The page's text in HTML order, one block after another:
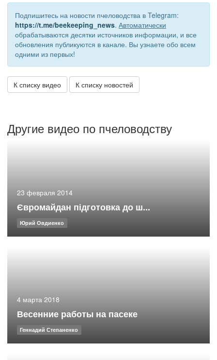
Подпишитесь на новости пчеловодства в Telegram:
https://t.me/beekeeping_news. Автоматически
обрабатываются десятки источников информации, и все
обновления публикуются в канале. Вы узнаете обо всем
одними из первых!
К списку видео К списку новостей
Другие видео по пчеловодству
23 февраля 2014
Євромайдан підготовка до ш...
Юрий Овдиенко
4 марта 2018
Весенние работы на пасеке
Геннадий Степаненко